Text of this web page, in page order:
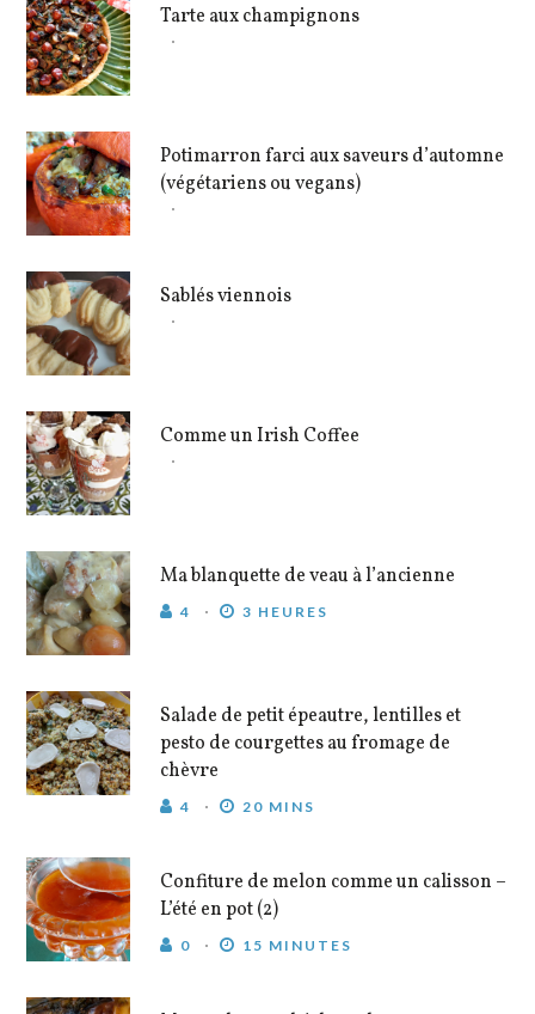
Tarte aux champignons
Potimarron farci aux saveurs d’automne
(végétariens ou vegans)
Sablés viennois
Comme un Irish Coffee
Ma blanquette de veau à l’ancienne
4 3 HEURES
Salade de petit épeautre, lentilles et
pesto de courgettes au fromage de
chèvre
4 20 MINS
Confiture de melon comme un calisson –
L’été en pot (2)
0 15 MINUTES